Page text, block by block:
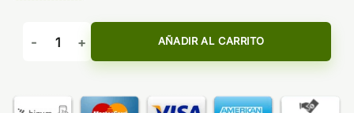
Aroma Don Juan Reserve 15ml/60 Longfill - Kings Crest
AÑADIR AL CARRITO